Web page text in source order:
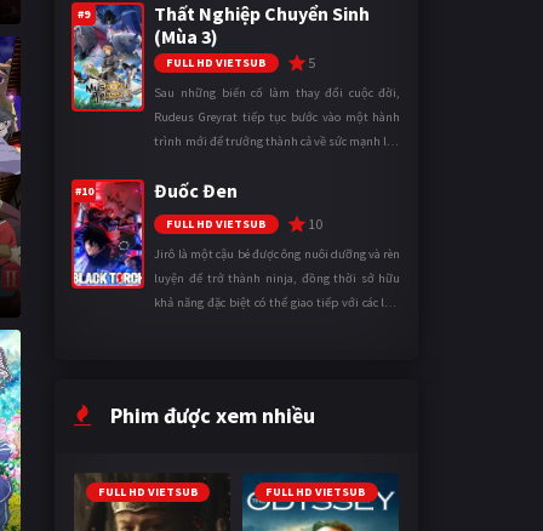
thành một mạo hiểm gi ...
#9
Thất Nghiệp Chuyển Sinh
(Mùa 3)
FULL HD VIETSUB 5
Sau những biến cố làm thay đổi cuộc đời,
Rudeus Greyrat tiếp tục bước vào một hành
trình mới để trưởng thành cả về sức mạnh lẫn
ngày càng khắc nghiệt, anh ...
#10 Đuốc Đen
FULL HD VIETSUB 10
Jirô là một cậu bé được ông nuôi dưỡng và rèn
luyện để trở thành ninja, đồng thời sở hữu
khả năng đặc biệt có thể giao tiếp với các loài
Phim được xem nhiều
FULL HD VIETSUB FULL HD VIETSUB